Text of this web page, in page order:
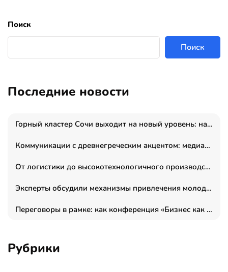
Поиск
Поиск
Последние новости
Горный кластер Сочи выходит на новый уровень: налоги игорной зоны выросли на 15%, а весь курорт вошёл в федеральный проект «Производительность труда»
Коммуникации с древнегреческим акцентом: медиаменеджер и журналист Владимир Дергачев запустил коммуникационное агентство «Сократ 2.0»
От логистики до высокотехнологичного производства: как основатель “гагаринга” выстраивает экосистему безопасности и гражданских БПЛА
Эксперты обсудили механизмы привлечения молодых специалистов в промышленные города
Переговоры в рамке: как конференция «Бизнес как искусство» переформатирует деловой этикет в стенах ТПП РФ
Рубрики